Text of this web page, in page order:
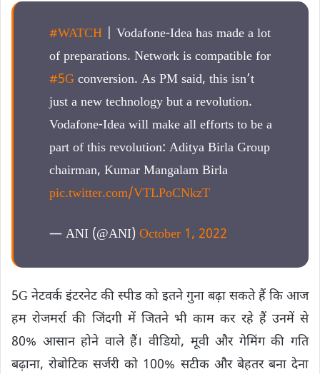
#WATCH | Vodafone-Idea has made a lot
of preparations. Network is compatible for
#5G conversion. As PM said, this isn’t
just a new technology but a revolution.
Vodafone-Idea will make all efforts to be a
part of this revolution: Aditya Birla Group
chairman, Kumar Mangalam Birla
pic.twitter.com/VTLPoCNkzT
— ANI (@ANI) October 1, 2022
5G नेटवर्क इंटरनेट की स्पीड को इतने गुना बढ़ा सकते हैं कि आज
हम रोजमर्रा की जिंदगी में जितने भी काम कर रहे हैं उनमें से
80% आसान होने वाले हैं। वीडियो, मूवी और गेमिंग की गति
बढ़ाना, रोबोटिक सर्जरी को 100% सटीक और बेहतर बना देना